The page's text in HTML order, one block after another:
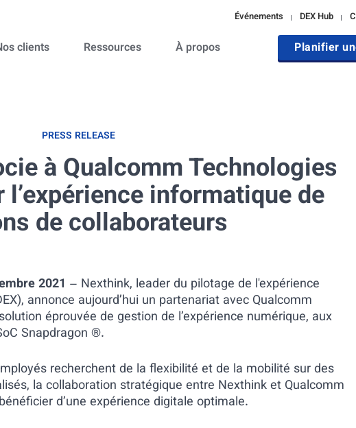
Événements DEX Hub
clients Ressources À propos Planifier
PRESS RELEASE
à Qualcomm Technologies
informatique de
de collaborateurs
2021 – Nexthink, leader du pilotage de l'expérience
annonce aujourd’hui un partenariat avec Qualcomm
éprouvée de gestion de l’expérience numérique, aux
Snapdragon ®.
recherchent de la flexibilité et de la mobilité sur des
la collaboration stratégique entre Nexthink et Qualcomm
d’une expérience digitale optimale.